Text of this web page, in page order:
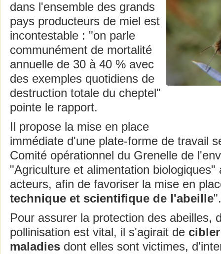
dans l'ensemble des grands
pays producteurs de miel est
incontestable : "on parle
communément de mortalité
annuelle de 30 à 40 % avec
des exemples quotidiens de
destruction totale du cheptel"
pointe le rapport.
Il propose la mise en place
immédiate d'une plate-forme de travail
Comité opérationnel du Grenelle de
"Agriculture et alimentation biologiques"
acteurs, afin de favoriser la mise en
technique et scientifique de l'abeille".
Pour assurer la protection des abeilles,
pollinisation est vital, il s'agirait de
maladies dont elles sont victimes,